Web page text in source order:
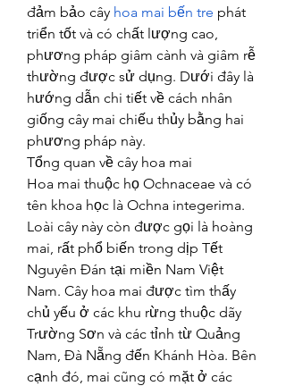
đảm bảo cây hoa mai bến tre phát
triển tốt và có chất lượng cao,
phương pháp giâm cành và giâm rễ
thường được sử dụng. Dưới đây là
hướng dẫn chi tiết về cách nhân
giống cây mai chiếu thủy bằng hai
phương pháp này.
Tổng quan về cây hoa mai
Hoa mai thuộc họ Ochnaceae và có
tên khoa học là Ochna integerima.
Loài cây này còn được gọi là hoàng
mai, rất phổ biến trong dịp Tết
Nguyên Đán tại miền Nam Việt
Nam. Cây hoa mai được tìm thấy
chủ yếu ở các khu rừng thuộc dãy
Trường Sơn và các tỉnh từ Quảng
Nam, Đà Nẵng đến Khánh Hòa. Bên
cạnh đó, mai cũng có mặt ở các